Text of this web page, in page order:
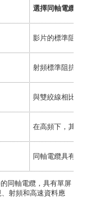
選擇同軸電纜的
影片的標準阻抗
射頻標準阻抗（
與雙絞線相比，
在高頻下，其衰
同軸電纜具有
同軸電纜，具有單屏
射頻和高速資料應